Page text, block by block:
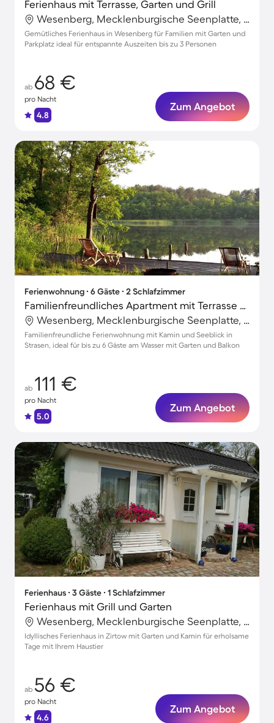
Ferienhaus mit Terrasse, Garten und Grill
Wesenberg, Mecklenburgische Seenplatte, Deutschland
Gemütliches Ferienhaus in Wesenberg für Familien mit Garten und
Parkplatz ideal für entspannte Auszeiten bis zu 3 Personen
ab 68 €
pro Nacht
4.8
Zum Angebot
Ferienwohnung ∙ 6 Gäste ∙ 2 Schlafzimmer
Familienfreundliches Apartment mit Terrasse und Garten | Seeblick
Wesenberg, Mecklenburgische Seenplatte, Deutschland
Familienfreundliche Ferienwohnung mit Kamin und Seeblick in
Strasen, ideal für bis zu 6 Gäste am Wasser mit Garten und Balkon
ab 111 €
pro Nacht
5.0
Zum Angebot
Ferienhaus ∙ 3 Gäste ∙ 1 Schlafzimmer
Ferienhaus mit Grill und Garten
Wesenberg, Mecklenburgische Seenplatte, Deutschland
Idyllisches Ferienhaus in Zirtow mit Garten und Kamin für erholsame
Tage mit Ihrem Haustier
ab 56 €
pro Nacht
4.6
Zum Angebot